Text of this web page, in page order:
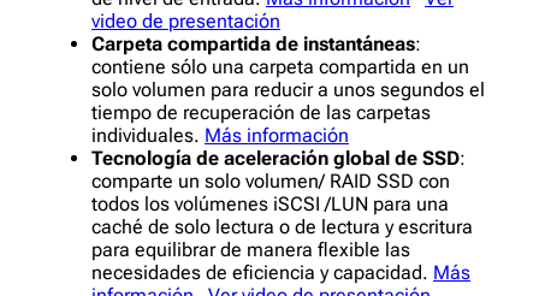
video de presentación
Carpeta compartida de instantáneas:
contiene sólo una carpeta compartida en un
solo volumen para reducir a unos segundos el
tiempo de recuperación de las carpetas
individuales. Más información
Tecnología de aceleración global de SSD:
comparte un solo volumen/ RAID SSD con
todos los volúmenes iSCSI /LUN para una
caché de solo lectura o de lectura y escritura
para equilibrar de manera flexible las
necesidades de eficiencia y capacidad. Más